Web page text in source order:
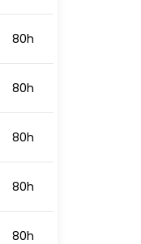
80h
80h
80h
80h
80h